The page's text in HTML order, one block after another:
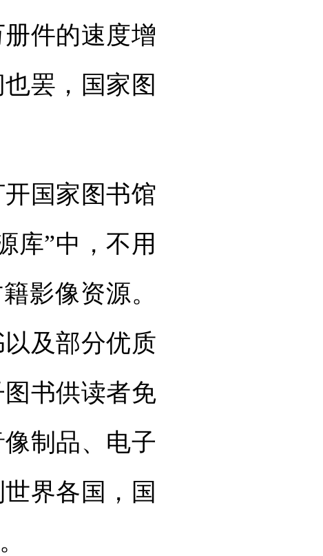
件的速度增
罢，国家图
国家图书馆
库”中，不用
影像资源。
及部分优质
书供读者免
制品、电子
界各国，国